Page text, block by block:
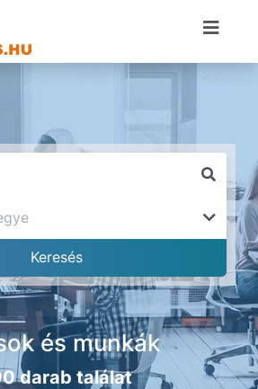
és munkák
darab találat